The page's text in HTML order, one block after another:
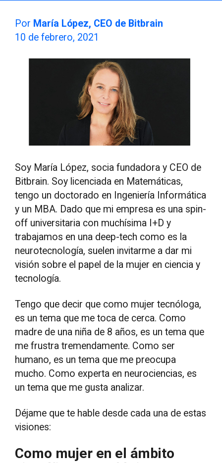
Por María López, CEO de Bitbrain
10 de febrero, 2021
Soy María López, socia fundadora y CEO de
Bitbrain. Soy licenciada en Matemáticas,
tengo un doctorado en Ingeniería Informática
y un MBA. Dado que mi empresa es una spin-
off universitaria con muchísima I+D y
trabajamos en una deep-tech como es la
neurotecnología, suelen invitarme a dar mi
visión sobre el papel de la mujer en ciencia y
tecnología.
Tengo que decir que como mujer tecnóloga,
es un tema que me toca de cerca. Como
madre de una niña de 8 años, es un tema que
me frustra tremendamente. Como ser
humano, es un tema que me preocupa
mucho. Como experta en neurociencias, es
un tema que me gusta analizar.
Déjame que te hable desde cada una de estas
visiones:
Como mujer en el ámbito